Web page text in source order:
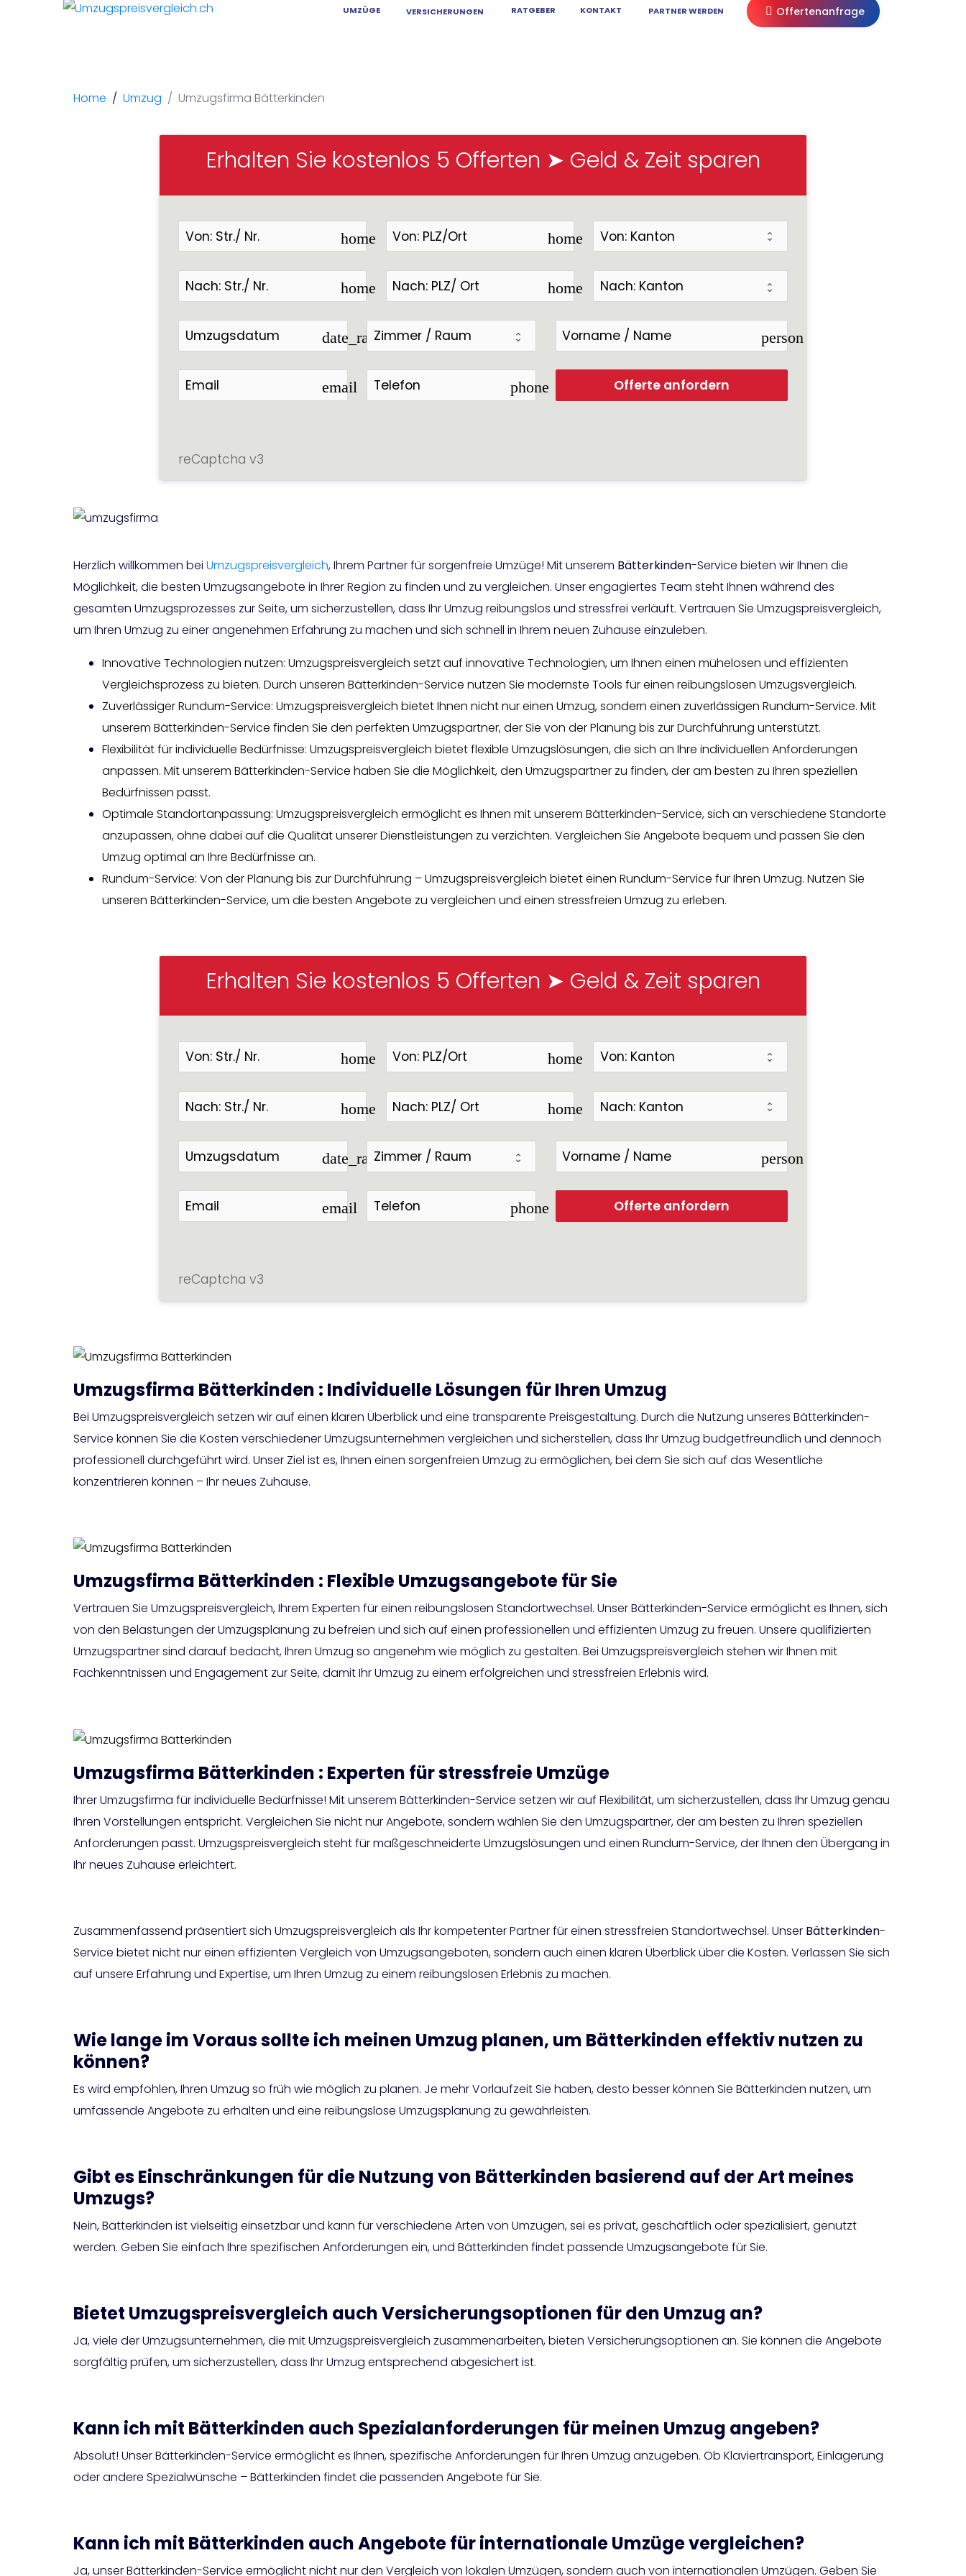
UMZÜGE VERSICHERUNGEN RATGEBER KONTAKT PARTNER WERDEN Offertenanfrage
Umzugsfirma Bätterkinden
Home Umzug Umzugsfirma Bätterkinden
Erhalten Sie kostenlos 5 Offerten ➤ Geld & Zeit sparen
home home
home home
date_range person
email phone Offerte anfordern
reCaptcha v3
Herzlich willkommen bei Umzugspreisvergleich, Ihrem Partner für sorgenfreie Umzüge! Mit unserem Bätterkinden-Service bieten wir Ihnen die
Möglichkeit, die besten Umzugsangebote in Ihrer Region zu finden und zu vergleichen. Unser engagiertes Team steht Ihnen während des
gesamten Umzugsprozesses zur Seite, um sicherzustellen, dass Ihr Umzug reibungslos und stressfrei verläuft. Vertrauen Sie Umzugspreisvergleich,
um Ihren Umzug zu einer angenehmen Erfahrung zu machen und sich schnell in Ihrem neuen Zuhause einzuleben.
Innovative Technologien nutzen: Umzugspreisvergleich setzt auf innovative Technologien, um Ihnen einen mühelosen und effizienten
Vergleichsprozess zu bieten. Durch unseren Bätterkinden-Service nutzen Sie modernste Tools für einen reibungslosen Umzugsvergleich.
Zuverlässiger Rundum-Service: Umzugspreisvergleich bietet Ihnen nicht nur einen Umzug, sondern einen zuverlässigen Rundum-Service. Mit
unserem Bätterkinden-Service finden Sie den perfekten Umzugspartner, der Sie von der Planung bis zur Durchführung unterstützt.
Flexibilität für individuelle Bedürfnisse: Umzugspreisvergleich bietet flexible Umzugslösungen, die sich an Ihre individuellen Anforderungen
anpassen. Mit unserem Bätterkinden-Service haben Sie die Möglichkeit, den Umzugspartner zu finden, der am besten zu Ihren speziellen
Bedürfnissen passt.
Optimale Standortanpassung: Umzugspreisvergleich ermöglicht es Ihnen mit unserem Bätterkinden-Service, sich an verschiedene Standorte
anzupassen, ohne dabei auf die Qualität unserer Dienstleistungen zu verzichten. Vergleichen Sie Angebote bequem und passen Sie den
Umzug optimal an Ihre Bedürfnisse an.
Rundum-Service: Von der Planung bis zur Durchführung – Umzugspreisvergleich bietet einen Rundum-Service für Ihren Umzug. Nutzen Sie
unseren Bätterkinden-Service, um die besten Angebote zu vergleichen und einen stressfreien Umzug zu erleben.
Erhalten Sie kostenlos 5 Offerten ➤ Geld & Zeit sparen
home home
home home
date_range person
email phone Offerte anfordern
reCaptcha v3
Umzugsfirma Bätterkinden : Individuelle Lösungen für Ihren Umzug
Bei Umzugspreisvergleich setzen wir auf einen klaren Überblick und eine transparente Preisgestaltung. Durch die Nutzung unseres Bätterkinden-
Service können Sie die Kosten verschiedener Umzugsunternehmen vergleichen und sicherstellen, dass Ihr Umzug budgetfreundlich und dennoch
professionell durchgeführt wird. Unser Ziel ist es, Ihnen einen sorgenfreien Umzug zu ermöglichen, bei dem Sie sich auf das Wesentliche
konzentrieren können – Ihr neues Zuhause.
Umzugsfirma Bätterkinden : Flexible Umzugsangebote für Sie
Vertrauen Sie Umzugspreisvergleich, Ihrem Experten für einen reibungslosen Standortwechsel. Unser Bätterkinden-Service ermöglicht es Ihnen, sich
von den Belastungen der Umzugsplanung zu befreien und sich auf einen professionellen und effizienten Umzug zu freuen. Unsere qualifizierten
Umzugspartner sind darauf bedacht, Ihren Umzug so angenehm wie möglich zu gestalten. Bei Umzugspreisvergleich stehen wir Ihnen mit
Fachkenntnissen und Engagement zur Seite, damit Ihr Umzug zu einem erfolgreichen und stressfreien Erlebnis wird.
Umzugsfirma Bätterkinden : Experten für stressfreie Umzüge
Ihrer Umzugsfirma für individuelle Bedürfnisse! Mit unserem Bätterkinden-Service setzen wir auf Flexibilität, um sicherzustellen, dass Ihr Umzug genau
Ihren Vorstellungen entspricht. Vergleichen Sie nicht nur Angebote, sondern wählen Sie den Umzugspartner, der am besten zu Ihren speziellen
Anforderungen passt. Umzugspreisvergleich steht für maßgeschneiderte Umzugslösungen und einen Rundum-Service, der Ihnen den Übergang in
Ihr neues Zuhause erleichtert.
Zusammenfassend präsentiert sich Umzugspreisvergleich als Ihr kompetenter Partner für einen stressfreien Standortwechsel. Unser Bätterkinden-
Service bietet nicht nur einen effizienten Vergleich von Umzugsangeboten, sondern auch einen klaren Überblick über die Kosten. Verlassen Sie sich
auf unsere Erfahrung und Expertise, um Ihren Umzug zu einem reibungslosen Erlebnis zu machen.
Wie lange im Voraus sollte ich meinen Umzug planen, um Bätterkinden effektiv nutzen zu
können?
Es wird empfohlen, Ihren Umzug so früh wie möglich zu planen. Je mehr Vorlaufzeit Sie haben, desto besser können Sie Bätterkinden nutzen, um
umfassende Angebote zu erhalten und eine reibungslose Umzugsplanung zu gewährleisten.
Gibt es Einschränkungen für die Nutzung von Bätterkinden basierend auf der Art meines
Umzugs?
Nein, Bätterkinden ist vielseitig einsetzbar und kann für verschiedene Arten von Umzügen, sei es privat, geschäftlich oder spezialisiert, genutzt
werden. Geben Sie einfach Ihre spezifischen Anforderungen ein, und Bätterkinden findet passende Umzugsangebote für Sie.
Bietet Umzugspreisvergleich auch Versicherungsoptionen für den Umzug an?
Ja, viele der Umzugsunternehmen, die mit Umzugspreisvergleich zusammenarbeiten, bieten Versicherungsoptionen an. Sie können die Angebote
sorgfältig prüfen, um sicherzustellen, dass Ihr Umzug entsprechend abgesichert ist.
Kann ich mit Bätterkinden auch Spezialanforderungen für meinen Umzug angeben?
Absolut! Unser Bätterkinden-Service ermöglicht es Ihnen, spezifische Anforderungen für Ihren Umzug anzugeben. Ob Klaviertransport, Einlagerung
oder andere Spezialwünsche – Bätterkinden findet die passenden Angebote für Sie.
Kann ich mit Bätterkinden auch Angebote für internationale Umzüge vergleichen?
Ja, unser Bätterkinden-Service ermöglicht nicht nur den Vergleich von lokalen Umzügen, sondern auch von internationalen Umzügen. Geben Sie